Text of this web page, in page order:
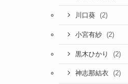
川口葵 (2)
小宮有紗 (2)
黒木ひかり (2)
神志那結衣 (2)